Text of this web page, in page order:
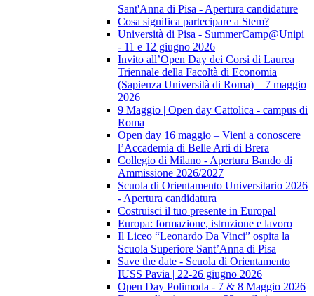
Sant'Anna di Pisa - Apertura candidature
Cosa significa partecipare a Stem?
Università di Pisa - SummerCamp@Unipi
- 11 e 12 giugno 2026
Invito all’Open Day dei Corsi di Laurea
Triennale della Facoltà di Economia
(Sapienza Università di Roma) – 7 maggio
2026
9 Maggio | Open day Cattolica - campus di
Roma
Open day 16 maggio – Vieni a conoscere
l’Accademia di Belle Arti di Brera
Collegio di Milano - Apertura Bando di
Ammissione 2026/2027
Scuola di Orientamento Universitario 2026
- Apertura candidatura
Costruisci il tuo presente in Europa!
Europa: formazione, istruzione e lavoro
Il Liceo “Leonardo Da Vinci” ospita la
Scuola Superiore Sant’Anna di Pisa
Save the date - Scuola di Orientamento
IUSS Pavia | 22-26 giugno 2026
Open Day Polimoda - 7 & 8 Maggio 2026